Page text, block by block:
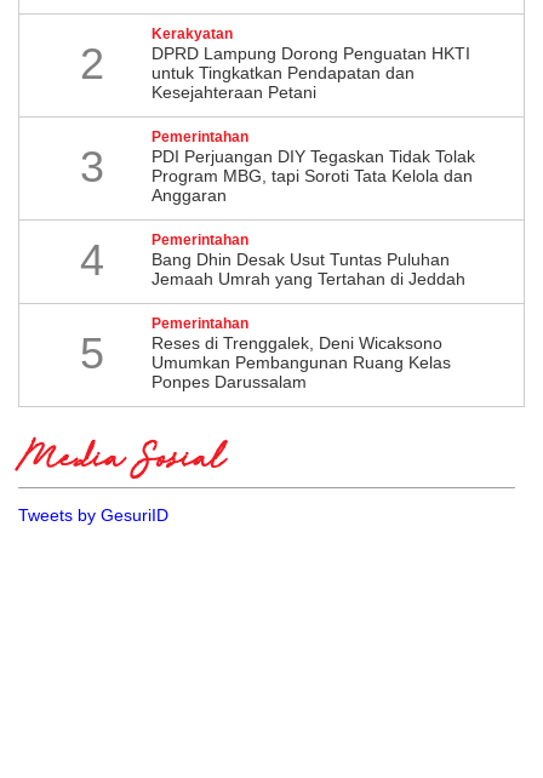
2
Kerakyatan
DPRD Lampung Dorong Penguatan HKTI
untuk Tingkatkan Pendapatan dan
Kesejahteraan Petani
3
Pemerintahan
PDI Perjuangan DIY Tegaskan Tidak Tolak
Program MBG, tapi Soroti Tata Kelola dan
Anggaran
4 Pemerintahan
Bang Dhin Desak Usut Tuntas Puluhan
Jemaah Umrah yang Tertahan di Jeddah
5
Pemerintahan
​Reses di Trenggalek, Deni Wicaksono
Umumkan Pembangunan Ruang Kelas
Ponpes Darussalam
Media Sosial
Tweets by GesuriID